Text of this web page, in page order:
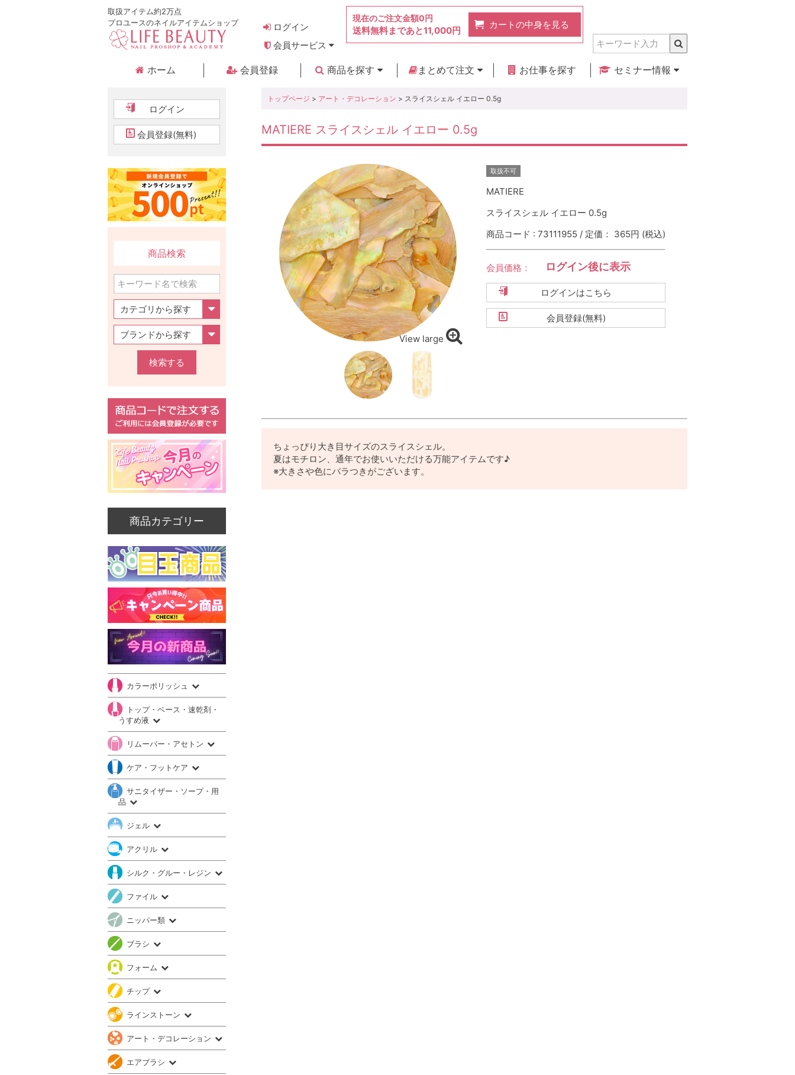
取扱アイテム約2万点
プロユースのネイルアイテムショップ
ログイン
会員サービス
現在のご注文金額0円
送料無料まであと11,000円
カートの中身を見る
ホーム 会員登録
商品を探す
まとめて注文
お仕事を探す
セミナー情報
トップページ > アート・デコレーション > スライスシェル イエロー 0.5g
MATIERE スライスシェル イエロー 0.5g
View large
取扱不可
MATIERE
スライスシェル イエロー 0.5g
商品コード : 73111955 / 定価： 365円 (税込)
会員価格： ログイン後に表示
ログインはこちら
会員登録(無料)
ちょっぴり大き目サイズのスライスシェル。
夏はモチロン、通年でお使いいただける万能アイテムです♪
※大きさや色にバラつきがございます。
ログイン
会員登録(無料)
商品検索
検索する
商品カテゴリー
カラーポリッシュ
トップ・ベース・速乾剤・
うすめ液
リムーバー・アセトン
ケア・フットケア
サニタイザー・ソープ・用
品
ジェル
アクリル
シルク・グルー・レジン
ファイル
ニッパー類
ブラシ
フォーム
チップ
ラインストーン
アート・デコレーション
エアブラシ